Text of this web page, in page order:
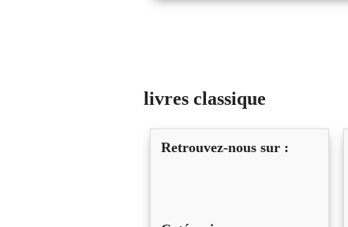
livres classique
Retrouvez-nous sur :